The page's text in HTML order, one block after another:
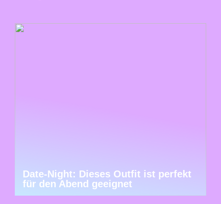
Date-Night: Dieses Outfit ist perfekt
für den Abend geeignet